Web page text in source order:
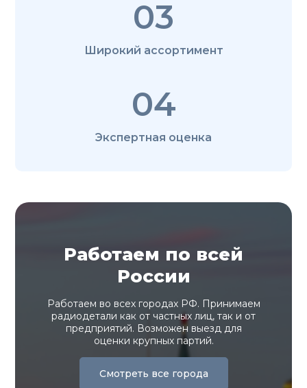
03
Широкий ассортимент
04
Экспертная оценка
Работаем по всей
России
Работаем во всех городах РФ. Принимаем
радиодетали как от частных лиц, так и от
предприятий. Возможен выезд для
оценки крупных партий.
Смотреть все города